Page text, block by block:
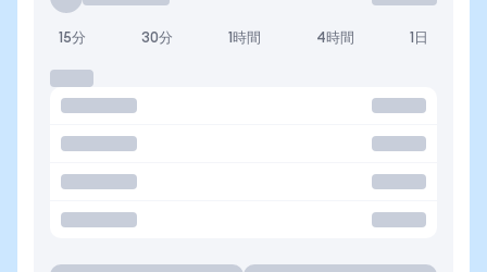
15分 30分 1時間 4時間 1日